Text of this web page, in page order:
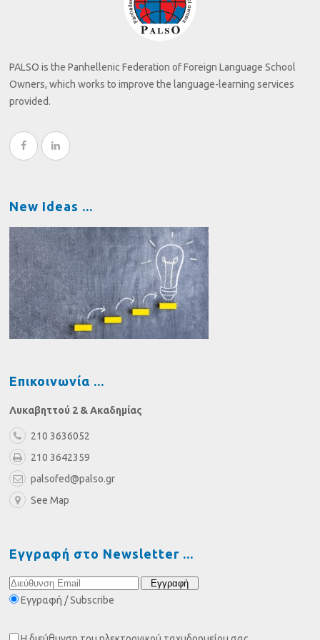
PALSO is the Panhellenic Federation of Foreign Language School
Owners, which works to improve the language-learning services
provided.
New Ideas
Επικοινωνία
Λυκαβηττού 2 & Ακαδημίας
210 3636052
210 3642359
palsofed@palso.gr
See Map
Εγγραφή στο Newsletter
Εγγραφή / Subscribe